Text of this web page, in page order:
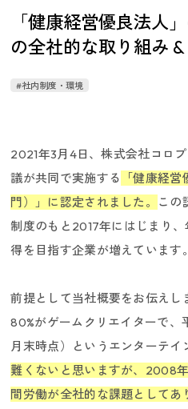
「健康経営優良法人
の全社的な取り組み
#社内制度・環境
2021年3月4日、株式会社コロ
議が共同で実施する
「健康経営
門）
」に認定されました。
この
制度のもと2017年にはじまり
得を目指す企業が増えています。
前提として当社概要をお伝え
80%がゲームクリエイターで
月末時点）というエンターテイ
難くないと思いますが、2008
間労働が全社的な課題としてあ